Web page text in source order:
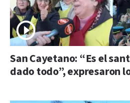
San Cayetano: “Es el
dado todo”, expresaron